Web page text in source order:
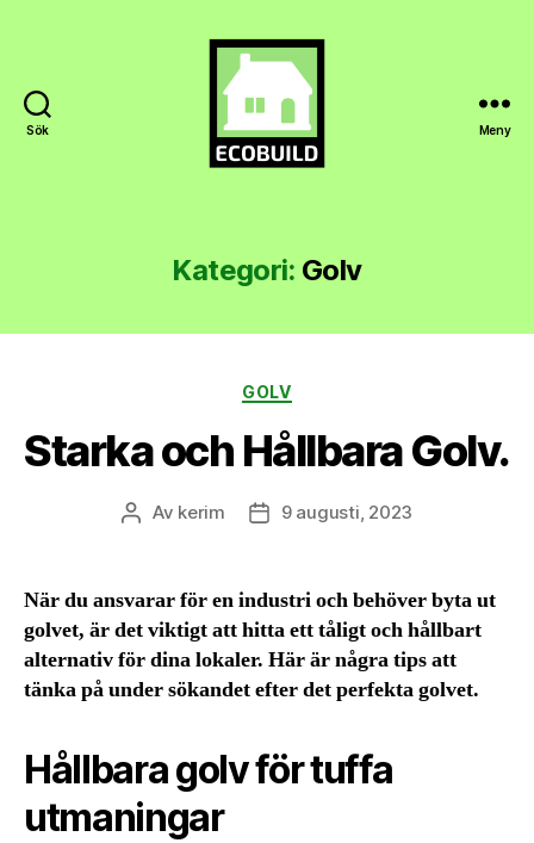
Sök Meny
Kategori: Golv
Kategorier
GOLV
Starka och Hållbara Golv.
Inläggsförfattare
Av kerim Inläggsdatum
9 augusti, 2023
När du ansvarar för en industri och behöver byta ut
golvet, är det viktigt att hitta ett tåligt och hållbart
alternativ för dina lokaler. Här är några tips att
tänka på under sökandet efter det perfekta golvet.
Hållbara golv för tuffa
utmaningar